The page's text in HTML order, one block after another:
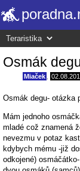
Osmák
Miaček
Osmák degu- otázka
Mám jednoho
mladé což znamená
nevezmu v potaz
kdybych mému -již
odkojené)